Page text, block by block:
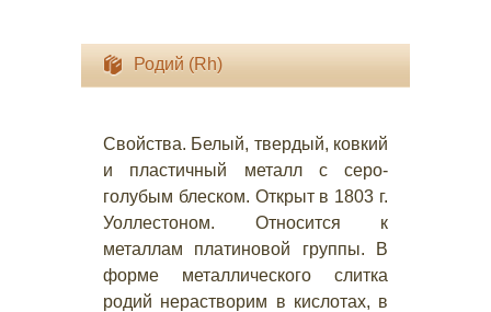
Родий (Rh)
Свойства. Белый, твердый, ковкий
и пластичный металл с серо-
голубым блеском. Открыт в 1803 г.
Уоллестоном. Относится к
металлам платиновой группы. В
форме металлического слитка
родий нерастворим в кислотах, в